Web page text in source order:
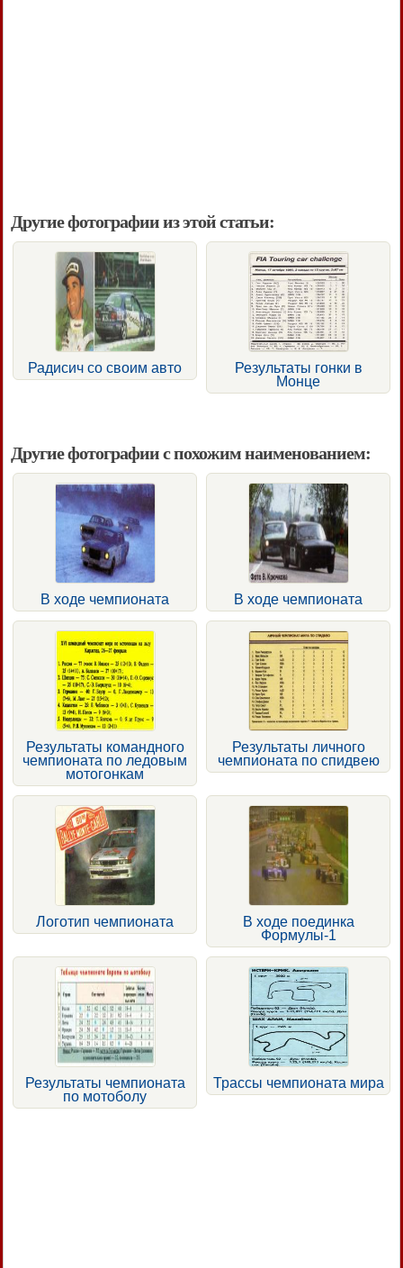
Другие фотографии из этой статьи:
Радисич со своим авто
Результаты гонки в
Монце
Другие фотографии с похожим наименованием:
В ходе чемпионата В ходе чемпионата
Результаты командного
чемпионата по ледовым
мотогонкам
Результаты личного
чемпионата по спидвею
Логотип чемпионата
В ходе поединка
Формулы-1
Результаты чемпионата
по мотоболу
Трассы чемпионата мира